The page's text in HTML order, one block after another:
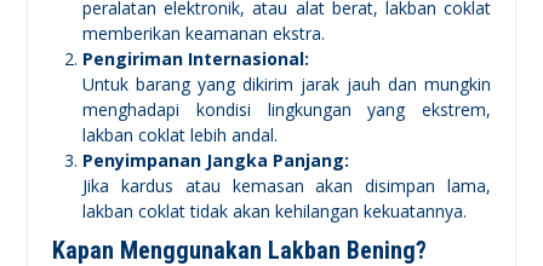
peralatan elektronik, atau alat berat, lakban coklat
memberikan keamanan ekstra.
Pengiriman Internasional:
Untuk barang yang dikirim jarak jauh dan mungkin
menghadapi kondisi lingkungan yang ekstrem,
lakban coklat lebih andal.
Penyimpanan Jangka Panjang:
Jika kardus atau kemasan akan disimpan lama,
lakban coklat tidak akan kehilangan kekuatannya.
Kapan Menggunakan Lakban Bening?